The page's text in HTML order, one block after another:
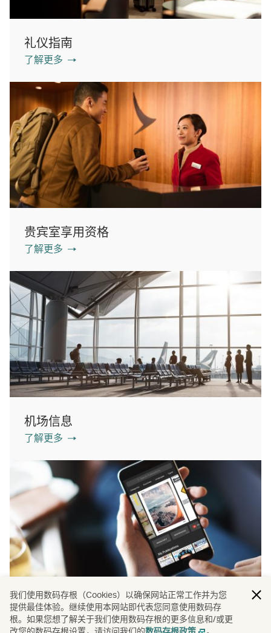
礼仪指南
了解更多
贵宾室享用资格
了解更多
机场信息
了解更多
PressReader
了解更多
我们使用数码存根（Cookies）以确保网站正常工作并为您
提供最佳体验。继续使用本网站即代表您同意使用数码存
根。如果您想了解关于我们使用数码存根的更多信息和/或更
改您的数码存根设置，请访问我们的
。